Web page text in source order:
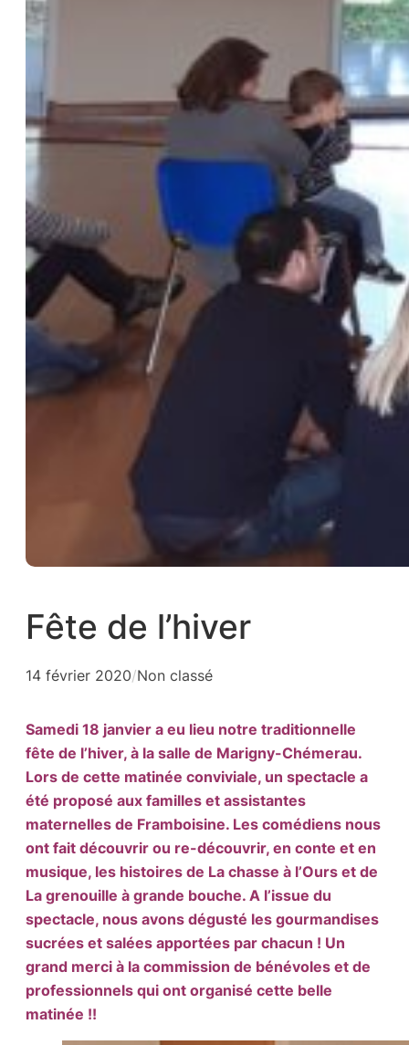
Fête de l’hiver
14 février 2020/Non classé
Samedi 18 janvier a eu lieu notre traditionnelle
fête de l’hiver, à la salle de Marigny-Chémerau.
Lors de cette matinée conviviale, un spectacle a
été proposé aux familles et assistantes
maternelles de Framboisine. Les comédiens nous
ont fait découvrir ou re-découvrir, en conte et en
musique, les histoires de La chasse à l’Ours et de
La grenouille à grande bouche. A l’issue du
spectacle, nous avons dégusté les gourmandises
sucrées et salées apportées par chacun ! Un
grand merci à la commission de bénévoles et de
professionnels qui ont organisé cette belle
matinée !!